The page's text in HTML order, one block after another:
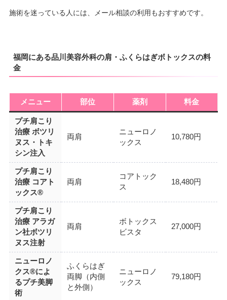
施術を迷っている人には、メール相談の利用もおすすめです。
福岡にある品川美容外科の肩・ふくらはぎボトックスの料
金
メニュー 部位 薬剤 料金
プチ肩こり
治療 ボツリ
ヌス・トキ
シン注入
両肩
ニューロノ
ックス
10,780円
プチ肩こり
治療 コアト
ックス®
両肩
コアトック
ス
18,480円
プチ肩こり
治療 アラガ
ン社ボツリ
ヌス注射
両肩
ボトックス
ビスタ
27,000円
ニューロノ
クス®によ
るプチ美脚
術
ふくらはぎ
両脚（内側
と外側）
ニューロノ
ックス
79,180円